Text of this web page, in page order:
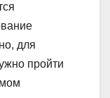
для
пройти